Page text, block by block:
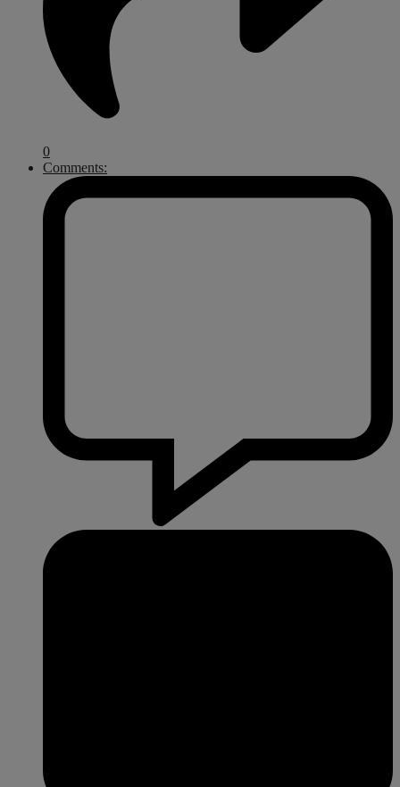
0
Comments: